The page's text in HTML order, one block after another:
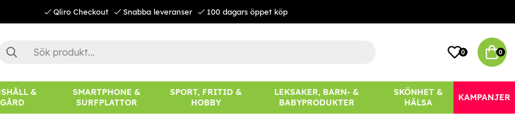
Qliro Checkout Snabba leveranser 100 dagars öppet köp
0 0
&
SMARTPHONE &
SURFPLATTOR
SPORT, FRITID &
HOBBY
LEKSAKER, BARN- &
BABYPRODUKTER
SKÖNHET &
HÄLSA
KAMPANJER